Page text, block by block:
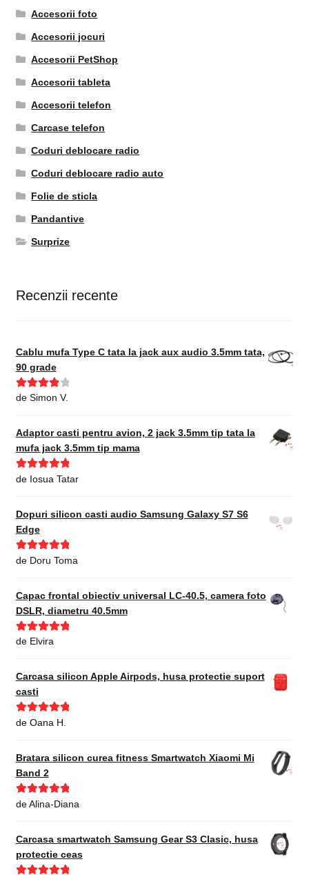
Accesorii foto
Accesorii jocuri
Accesorii PetShop
Accesorii tableta
Accesorii telefon
Carcase telefon
Coduri deblocare radio
Coduri deblocare radio auto
Folie de sticla
Pandantive
Surprize
Recenzii recente
Cablu mufa Type C tata la jack aux audio 3.5mm tata,
90 grade
Evaluat la
de Simon V.
Adaptor casti pentru avion, 2 jack 3.5mm tip tata la
mufa jack 3.5mm tip mama
Evaluat la5
de Iosua Tatar
Dopuri silicon casti audio Samsung Galaxy S7 S6
Edge
Evaluat la5
de Doru Toma
Capac frontal obiectiv universal LC-40.5, camera foto
DSLR, diametru 40.5mm
Evaluat la
de Elvira
Carcasa silicon Apple Airpods, husa protectie suport
casti
Evaluat la5
de Oana H.
Bratara silicon curea fitness Smartwatch Xiaomi Mi
Band 2
Evaluat la5
de Alina-Diana
Carcasa smartwatch Samsung Gear S3 Clasic, husa
protectie ceas